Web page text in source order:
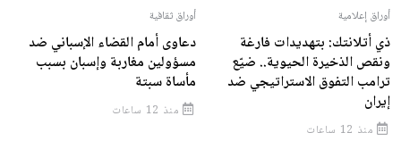
أوراق إعلامية
ذي أتلانتك: بتهديدات فارغة
ونقص الذخيرة الحيوية.. ضيّع
ترامب التفوق الاستراتيجي ضد
إيران
منذ 12 ساعات
أوراق ثقافية
دعاوى أمام القضاء الإسباني ضد
مسؤولين مغاربة وإسبان بسبب
مأساة سبتة
منذ 12 ساعات